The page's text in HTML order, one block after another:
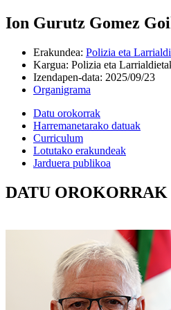
Ion Gurutz Gomez
Erakundea: Polizia eta
Kargua: Polizia eta
Izendapen-data: 2025/09/23
Organigrama
Datu orokorrak
Harremanetarako datuak
Curriculum
Lotutako erakundeak
Jarduera publikoa
DATU OROKORRAK